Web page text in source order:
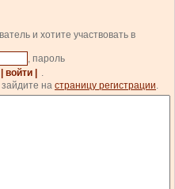
и хотите участвовать в
, пароль
| войти |
.
на страницу регистрации.